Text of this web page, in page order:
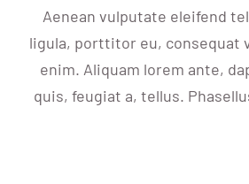
Aenean vulputate eleifend
ligula, porttitor eu, consequat
enim. Aliquam lorem ante,
quis, feugiat a, tellus.